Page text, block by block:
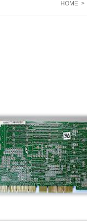
HOME >